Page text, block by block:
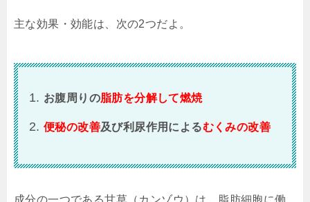
主な効果・効能は、次の2つだよ。
お腹周りの脂肪を分解して燃焼
便秘の改善及び利尿作用によるむくみの改善